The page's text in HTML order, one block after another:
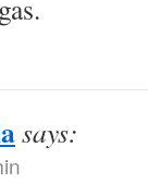
says: